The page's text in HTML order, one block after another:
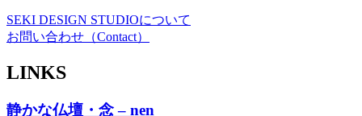
SEKI DESIGN STUDIOについて
お問い合わせ（Contact）
LINKS
静かな仏壇・念 – nen